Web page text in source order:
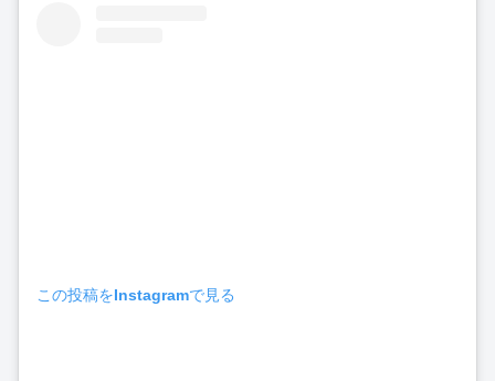
この投稿をInstagramで見る